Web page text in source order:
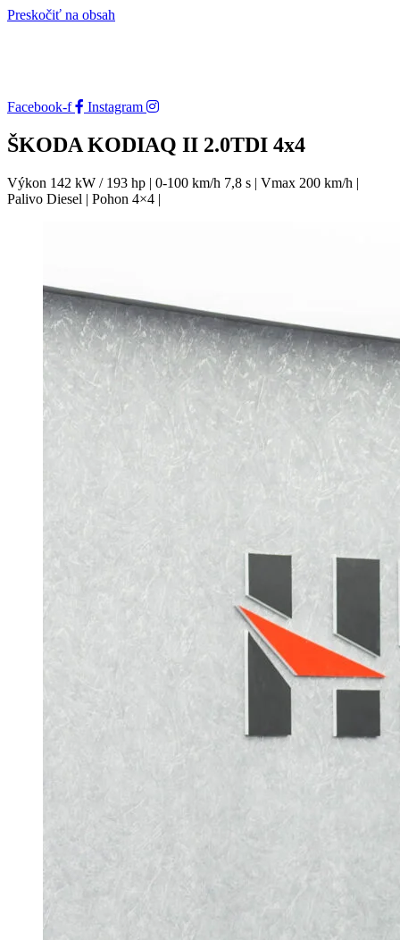
Preskočiť na obsah
Facebook-f Instagram
ŠKODA KODIAQ II 2.0TDI 4x4
Výkon 142 kW / 193 hp | 0-100 km/h 7,8 s | Vmax 200 km/h |
Palivo Diesel | Pohon 4×4 |